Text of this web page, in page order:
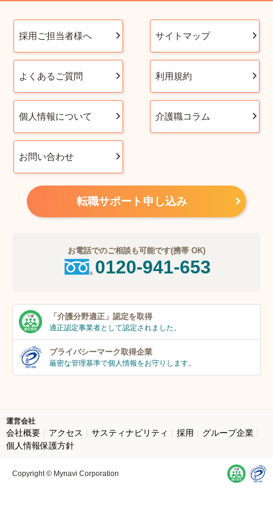
採用ご担当者様へ サイトマップ
よくあるご質問 利用規約
個人情報について 介護職コラム
お問い合わせ
転職サポート申し込み
お電話でのご相談も可能です(携帯 OK)
0120-941-653
「介護分野適正」 認定を取得
適正認定事業者として認定されました。
プライバシーマーク取得企業
厳密な管理基準で個人情報をお守りします。
運営会社
会社概要 アクセス サスティナビリティ 採用
グループ企業
個人情報保護方針
Copyright © Mynavi Corporation